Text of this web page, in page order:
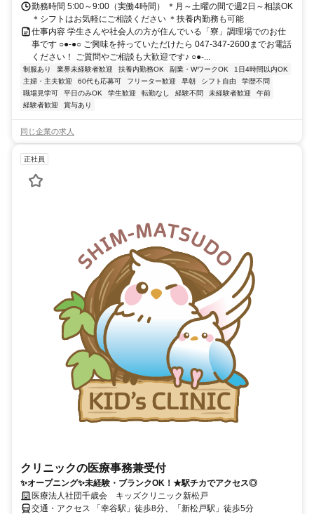
勤務時間 5:00～9:00（実働4時間） ＊月～土曜の間で週2日～相談OK
＊シフトはお気軽にご相談ください ＊扶養内勤務も可能
仕事内容 学生さんや社会人の方が住んでいる「寮」調理場でのお仕
事です ○●-●○ ご興味を持っていただけたら 047-347-2600までお電話
ください！ ご質問やご相談も大歓迎です♪ ○●-...
制服あり 業界未経験者歓迎 扶養内勤務OK 副業・WワークOK
1日4時間以内OK
主婦・主夫歓迎
60代も応募可 フリーター歓迎 早朝 シフト自由
学歴不問
職場見学可
平日のみOK 学生歓迎 転勤なし 経験不問 未経験者歓迎
午前
経験者歓迎
賞与あり
同じ企業の求人
正社員
クリニックの医療事務兼受付
✨オープニング✨未経験・ブランクOK！★駅チカでアクセス◎
医療法人社団千歳会 キッズクリニック新松戸
交通・アクセス 「幸谷駅」徒歩8分、「新松戸駅」徒歩5分